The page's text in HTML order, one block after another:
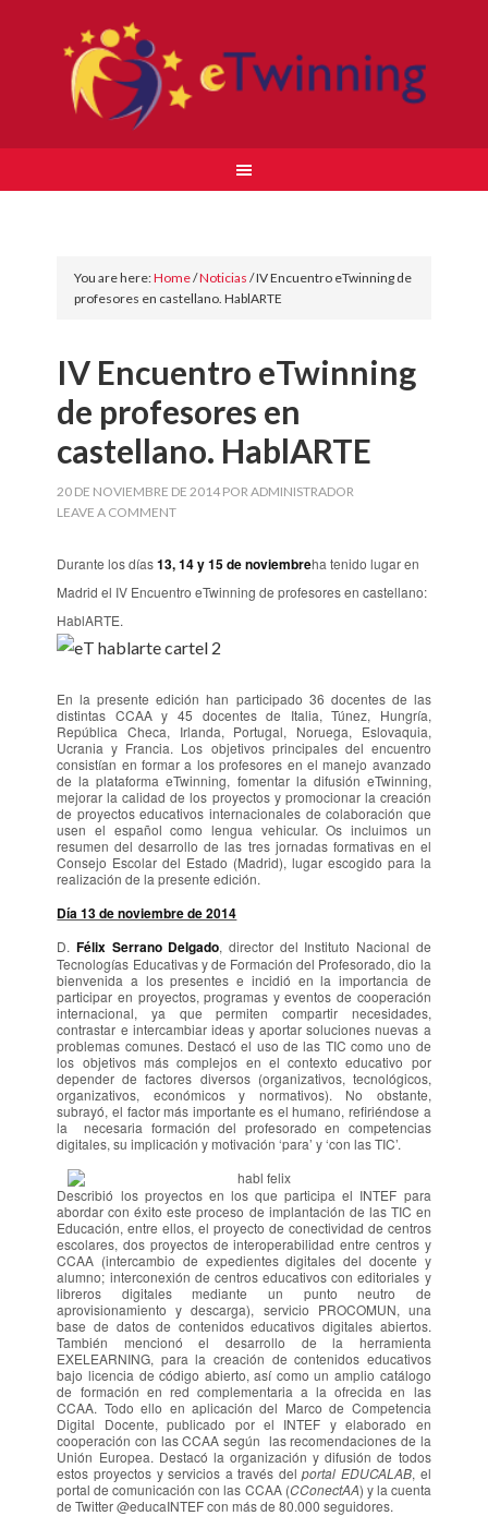
You are here:Home/Noticias /IV Encuentro eTwinning de
profesores en castellano. HablARTE
IV Encuentro eTwinning
de profesores en
castellano. HablARTE
20 DE NOVIEMBRE DE 2014 PORADMINISTRADOR
LEAVE A COMMENT
Durante los días13, 14 y 15 de noviembreha tenido lugar en
Madrid el IV Encuentro eTwinning de profesores en castellano:
HablARTE.
En la presente edición han participado 36 docentes de las
distintas CCAA y 45 docentes de Italia, Túnez, Hungría,
República Checa, Irlanda, Portugal, Noruega, Eslovaquia,
Ucrania y Francia. Los objetivos principales del encuentro
consistían en formar a los profesores en el manejo avanzado
de la plataforma eTwinning, fomentar la difusión eTwinning,
mejorar la calidad de los proyectos y promocionar la creación
de proyectos educativos internacionales de colaboración que
usen el español como lengua vehicular. Os incluimos un
resumen del desarrollo de las tres jornadas formativas en el
Consejo Escolar del Estado (Madrid), lugar escogido para la
realización de la presente edición.
Día 13 de noviembre de 2014
D.Félix Serrano Delgado, director del Instituto Nacional de
Tecnologías Educativas y de Formación del Profesorado, dio la
bienvenida a los presentes e incidió en la importancia de
participar en proyectos, programas y eventos de cooperación
internacional, ya que permiten compartir necesidades,
contrastar e intercambiar ideas y aportar soluciones nuevas a
problemas comunes. Destacó el uso de las TIC como uno de
los objetivos más complejos en el contexto educativo por
depender de factores diversos (organizativos, tecnológicos,
organizativos, económicos y normativos). No obstante,
subrayó, el factor más importante es el humano, refiriéndose a
la necesaria formación del profesorado en competencias
digitales, su implicación y motivación ‘para’ y ‘con las TIC’.
Describió los proyectos en los que participa el INTEF para
abordar con éxito este proceso de implantación de las TIC en
Educación, entre ellos, el proyecto de conectividad de centros
escolares, dos proyectos de interoperabilidad entre centros y
CCAA (intercambio de expedientes digitales del docente y
alumno; interconexión de centros educativos con editoriales y
libreros digitales mediante un punto neutro de
aprovisionamiento y descarga), servicio PROCOMUN, una
base de datos de contenidos educativos digitales abiertos.
También mencionó el desarrollo de la herramienta
EXELEARNING, para la creación de contenidos educativos
bajo licencia de código abierto, así como un amplio catálogo
de formación en red complementaria a la ofrecida en las
CCAA. Todo ello en aplicación del Marco de Competencia
Digital Docente, publicado por el INTEF y elaborado en
cooperación con las CCAA según las recomendaciones de la
Unión Europea. Destacó la organización y difusión de todos
estos proyectos y servicios a través delportal EDUCALAB, el
portal de comunicación con las CCAA (CConectAA) y la cuenta
de Twitter @educaINTEF con más de 80.000 seguidores.